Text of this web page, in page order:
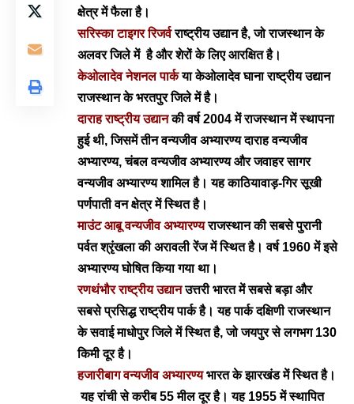
क्षेत्र में फैला है।
सरिस्का टाइगर रिजर्वराष्ट्रीय उद्यान है, जो राजस्थान के
अलवर जिले में है और शेरों के लिए आरक्षित है।
केओलादेव नेशनल पार्कया केओलादेव घाना राष्ट्रीय उद्यान
राजस्थान के भरतपुर जिले में है।
दाराह राष्ट्रीय उद्यानकी वर्ष 2004 में राजस्थान में स्थापना
हुई थी, जिसमेंतीन वन्यजीव अभ्यारण्य दाराह वन्यजीव
अभ्यारण्य, चंबल वन्यजीव अभ्यारण्य और जवाहर सागर
वन्यजीव अभ्यारण्य शामिल है। यह काठियावाड़-गिर सूखी
पर्णपाती वन क्षेत्र में स्थित है।
माउंट आबू वन्यजीव अभ्यारण्यराजस्थान की सबसे पुरानी
पर्वत श्रृंखला की अरावली रेंज में स्थित है। वर्ष 1960 में इसे
अभ्यारण्य घोषित किया गया था।
रणथंभौर राष्ट्रीय उद्यानउत्तरी भारत में सबसे बड़ा और
सबसे प्रसिद्ध राष्ट्रीय पार्क है। यह पार्क दक्षिणी राजस्थान
के सवाई माधोपुर जिले में स्थित है, जो जयपुर से लगभग 130
किमी दूर है।
हजारीबाग वन्यजीव अभ्यारण्यभारत के झारखंड में स्थित है।
यह रांची से करीब 55 मील दूर है। यह 1955 में स्थापित